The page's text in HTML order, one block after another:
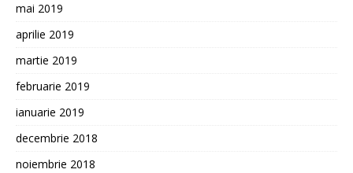
mai 2019
aprilie 2019
martie 2019
februarie 2019
ianuarie 2019
decembrie 2018
noiembrie 2018